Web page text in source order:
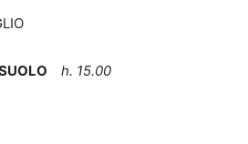
h. 15.00